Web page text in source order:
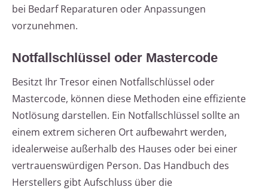
bei Bedarf Reparaturen oder Anpassungen
vorzunehmen.
Notfallschlüssel oder Mastercode
Besitzt Ihr Tresor einen Notfallschlüssel oder
Mastercode, können diese Methoden eine effiziente
Notlösung darstellen. Ein Notfallschlüssel sollte an
einem extrem sicheren Ort aufbewahrt werden,
idealerweise außerhalb des Hauses oder bei einer
vertrauenswürdigen Person. Das Handbuch des
Herstellers gibt Aufschluss über die